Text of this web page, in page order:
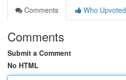
Comments
Who Upvoted
Comments
Submit a Comment
No HTML